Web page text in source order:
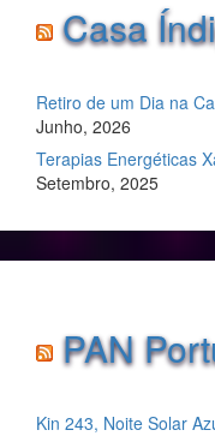
Casa
Retiro de um Dia na
Junho, 2026
Terapias Energéticas
Setembro, 2025
PAN
Kin 243, Noite Solar